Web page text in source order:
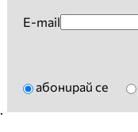
E-mail
абонирай се